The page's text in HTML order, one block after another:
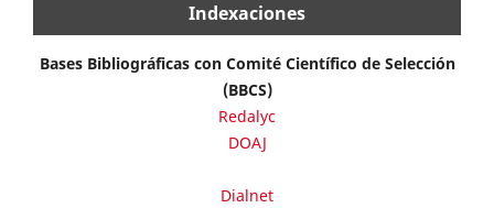
Indexaciones
Bases Bibliográficas con Comité Científico de Selección
(BBCS)
Redalyc
DOAJ
Dialnet